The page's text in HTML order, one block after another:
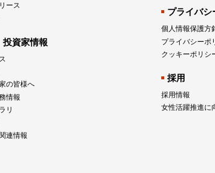
ース
投資家情報
の皆様へ
情報
リ
連情報
プライバシ
個人情報保護方
プライバシーポ
クッキーポリシ
採用
採用情報
女性活躍推進に